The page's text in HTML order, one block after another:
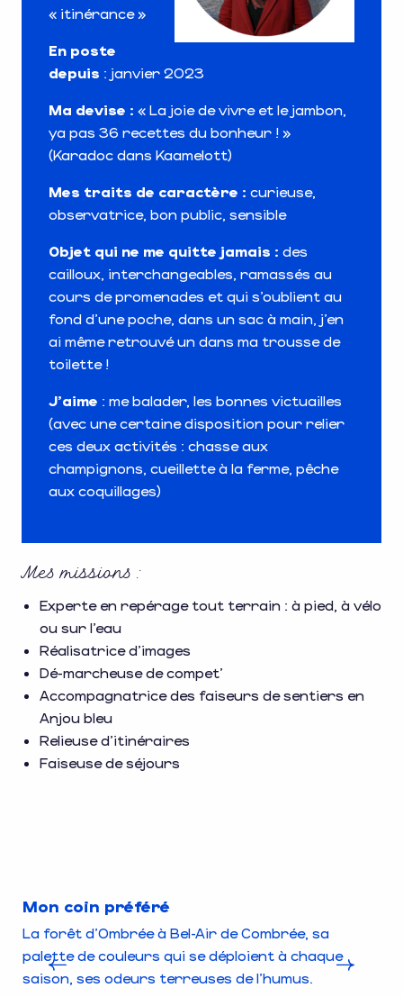
« itinérance »
En poste
depuis : janvier 2023
Ma devise : « La joie de vivre et le jambon,
ya pas 36 recettes du bonheur ! »
(Karadoc dans Kaamelott)
Mes traits de caractère : curieuse,
observatrice, bon public, sensible
Objet qui ne me quitte jamais : des
cailloux, interchangeables, ramassés au
cours de promenades et qui s’oublient au
fond d’une poche, dans un sac à main, j’en
ai même retrouvé un dans ma trousse de
toilette !
J’aime : me balader, les bonnes victuailles
(avec une certaine disposition pour relier
ces deux activités : chasse aux
champignons, cueillette à la ferme, pêche
aux coquillages)
Mes missions :
Experte en repérage tout terrain : à pied, à vélo
ou sur l’eau
Réalisatrice d’images
Dé-marcheuse de compet’
Accompagnatrice des faiseurs de sentiers en
Anjou bleu
Relieuse d’itinéraires
Faiseuse de séjours
Mon coin préféré
La forêt d’Ombrée à Bel-Air de Combrée, sa
palette de couleurs qui se déploient à chaque
saison, ses odeurs terreuses de l’humus.